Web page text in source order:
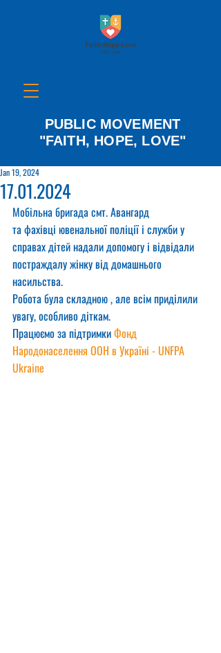
PUBLIC MOVEMENT
"FAITH, HOPE, LOVE"
17.01.2024
Jan 19, 2024
Мобільна бригада смт. Авангард
та фахівці ювенальної поліції і служби у
справах дітей надали допомогу і відвідали
постраждалу жінку від домашнього
насильства.
Робота була складною , але всім приділили
увагу, особливо діткам.
Працюємо за підтримки Фонд
Народонаселення ООН в Україні - UNFPA
Ukraine